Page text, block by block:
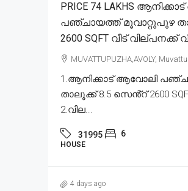
PRICE 74 LAKHS
പഞ്ചായത്ത് മൂവാറ്റുപുഴ
2600 SQFT വീട് വില്പനക്ക്
MUVATTUPUZHA,AVOLY,
1.ആനിക്കാട് ആവോലി
താലൂക്ക് 8.5 സെൻ്റ് 2600
2.വില...
31995 6
HOUSE
4 days ago